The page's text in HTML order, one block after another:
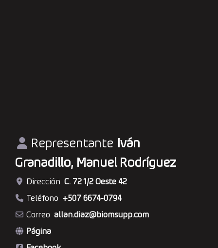
Representante Iván
Granadillo, Manuel Rodríguez
Dirección C. 72 1/2 Oeste 42
Teléfono +507 6674-0794
Correo allan.diaz@biomsupp.com
Página
Facebook